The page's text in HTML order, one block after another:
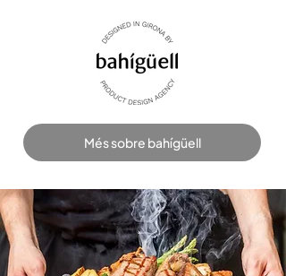
Més sobre bahígüell